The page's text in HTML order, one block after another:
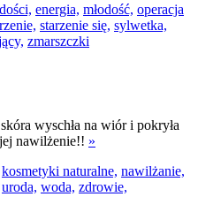
energia, młodość, operacja
starzenie się, sylwetka,
zmarszczki
wyschła na wiór i pokryła
nawilżenie!! »
kosmetyki naturalne, nawilżanie,
uroda, woda, zdrowie,